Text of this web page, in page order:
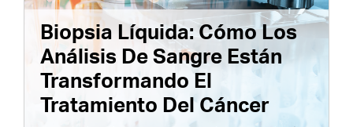
Biopsia Líquida: Cómo Los
Análisis De Sangre Están
Transformando El
Tratamiento Del Cáncer